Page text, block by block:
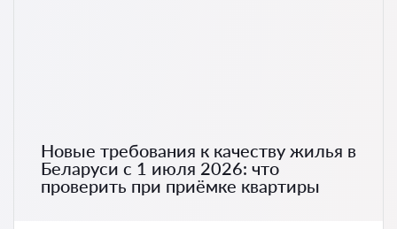
Новые требования к качеству жилья в
Беларуси с 1 июля 2026: что
проверить при приёмке квартиры